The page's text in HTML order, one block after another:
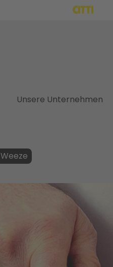
Unsere Unternehmen
Weeze